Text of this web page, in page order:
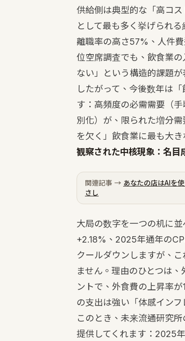
供給側は典型的な「高コ
として最も多く挙げられ
離職率の高さ57%、人件
位空席調査でも、飲食業
ない」という構造的課題が
したがって、今後数年は
す：高頻度の必需需要（
別化）が、限られた増分
を欠く」飲食業に最も大き
観察された中核現象：名目
関連記事 → あなたの店はAIを
さし
大局の数字を一つの机に
+2.18%、2025年通年の
クールダウンしますが、
ません。理由のひとつは
ントで、外食費の上昇率
の支出は強い「体感インフ
このとき、未来流通研究
提供してくれます：2025